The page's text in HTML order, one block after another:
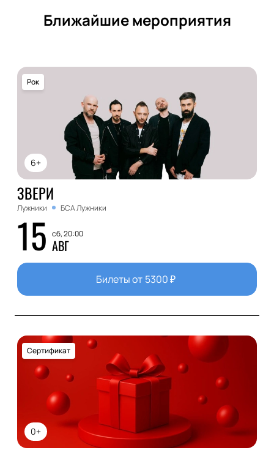
Ближайшие мероприятия
6+
Рок
ЗВЕРИ
Лужники БСА Лужники
15 сб, 20:00
АВГ
Билеты от 5300₽
0+
Сертификат